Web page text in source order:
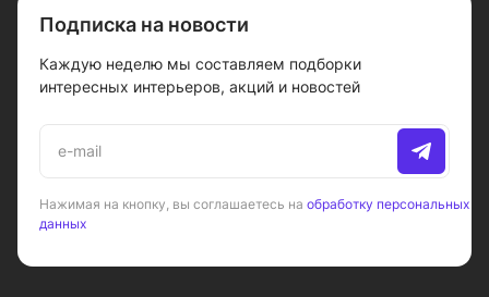
Подписка на новости
Каждую неделю мы составляем подборки
интересных интерьеров, акций и новостей
Нажимая на кнопку, вы соглашаетесь на обработку персональных
данных